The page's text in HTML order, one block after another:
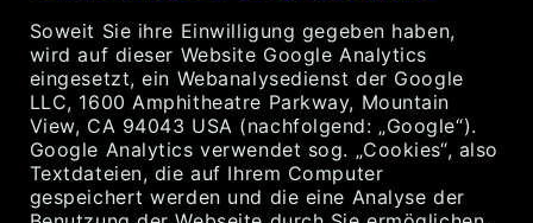
Soweit Sie ihre Einwilligung gegeben haben,
wird auf dieser Website Google Analytics
eingesetzt, ein Webanalysedienst der Google
LLC, 1600 Amphitheatre Parkway, Mountain
View, CA 94043 USA (nachfolgend: „Google“).
Google Analytics verwendet sog. „Cookies“, also
Textdateien, die auf Ihrem Computer
gespeichert werden und die eine Analyse der